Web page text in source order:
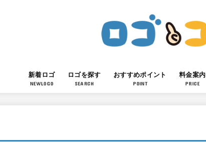
新着ロゴ
NEWLOGO
ロゴを探す
SEARCH
おすすめポイント
POINT
料金案内
PRICE